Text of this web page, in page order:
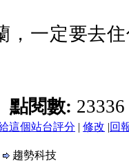
，一定要去
點閱數: 23336
這個站台評分 | 修改 |回
趨勢科技